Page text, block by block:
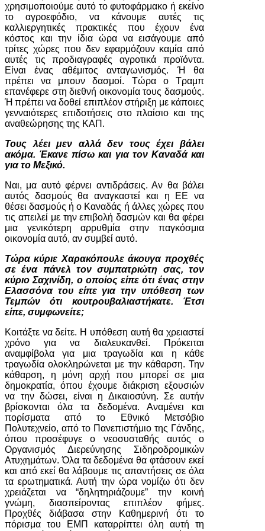
χρησιμοποιούμε αυτό το φυτοφάρμακο ή εκείνο
το αγροεφόδιο, να κάνουμε αυτές τις
καλλιεργητικές πρακτικές που έχουν ένα
κόστος και την ίδια ώρα να εισάγουμε από
τρίτες χώρες που δεν εφαρμόζουν καμία από
αυτές τις προδιαγραφές αγροτικά προϊόντα.
Είναι ένας αθέμιτος ανταγωνισμός. Ή θα
πρέπει να μπουν δασμοί. Τώρα ο Τραμπ
επανέφερε στη διεθνή οικονομία τους δασμούς.
Ή πρέπει να δοθεί επιπλέον στήριξη με κάποιες
γενναιότερες επιδοτήσεις στο πλαίσιο και της
αναθεώρησης της ΚΑΠ.
Τους λέει μεν αλλά δεν τους έχει βάλει
ακόμα. Έκανε πίσω και για τον Καναδά και
για το Μεξικό.
Ναι, μα αυτό φέρνει αντιδράσεις. Αν θα βάλει
αυτός δασμούς θα αναγκαστεί και η ΕΕ να
θέσει δασμούς ή ο Καναδάς ή άλλες χώρες που
τις απειλεί με την επιβολή δασμών και θα φέρει
μια γενικότερη αρρυθμία στην παγκόσμια
οικονομία αυτό, αν συμβεί αυτό.
Τώρα κύριε Χαρακόπουλε άκουγα προχθές
σε ένα πάνελ τον συμπατριώτη σας, τον
κύριο Σαχινίδη, ο οποίος είπε ότι ένας στην
Ελασσόνα του είπε για την υπόθεση των
Τεμπών ότι κουτρουβαλιαστήκατε. Έτσι
είπε, συμφωνείτε;
Κοιτάξτε να δείτε. Η υπόθεση αυτή θα χρειαστεί
χρόνο για να διαλευκανθεί. Πρόκειται
αναμφίβολα για μια τραγωδία και η κάθε
τραγωδία ολοκληρώνεται με την κάθαρση. Την
κάθαρση, η μόνη αρχή που μπορεί σε μια
δημοκρατία, όπου έχουμε διάκριση εξουσιών
να την δώσει, είναι η Δικαιοσύνη. Σε αυτήν
βρίσκονται όλα τα δεδομένα. Αναμένει και
πορίσματα από το Εθνικό Μετσόβιο
Πολυτεχνείο, από το Πανεπιστήμιο της Γάνδης,
όπου προσέφυγε ο νεοσυσταθής αυτός ο
Οργανισμός Διερεύνησης Σιδηροδρομικών
Ατυχημάτων. Όλα τα δεδομένα θα φτάσουν εκεί
και από εκεί θα λάβουμε τις απαντήσεις σε όλα
τα ερωτηματικά. Αυτή την ώρα νομίζω ότι δεν
χρειάζεται να “δηλητηριάζουμε” την κοινή
γνώμη, διασπείροντας επιπλέον φήμες.
Προχθές διάβασα στην Καθημερινή ότι το
πόρισμα του ΕΜΠ καταρρίπτει όλη αυτή τη